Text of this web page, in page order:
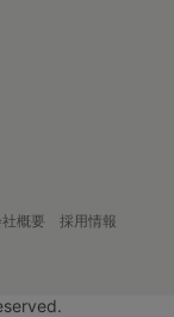
概要
採用情報